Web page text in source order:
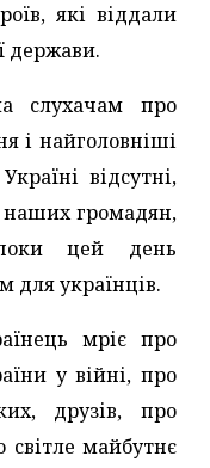
які віддали
держави.
слухачам про
і найголовніші
відсутні,
наших громадян,
цей день
для українців.
мріє про
у війні, про
друзів, про
майбутнє